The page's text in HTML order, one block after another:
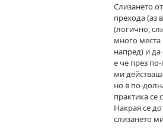
Слизането
прехода (аз
(логично,
много
напред) и
е че през
ми
но в по-
практика се
Накрая се
слизането